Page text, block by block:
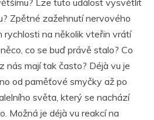
Lze tuto událost vysvětlit
Zpětné zažehnutí nervového
rychlosti na několik vteřin vrátí
co se buď právě stalo? Co
nás mají tak často? Déjà vu je
od paměťové smyčky až po
světa, který se nachází
Možná je déjà vu reakcí na